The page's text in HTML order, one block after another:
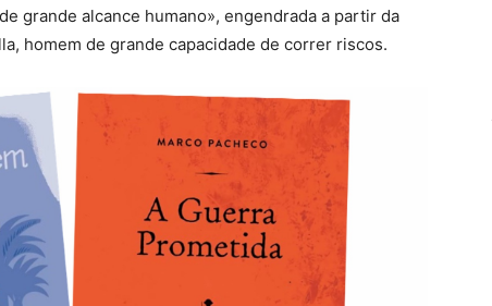
grande alcance humano», engendrada a partir da
homem de grande capacidade de correr riscos.